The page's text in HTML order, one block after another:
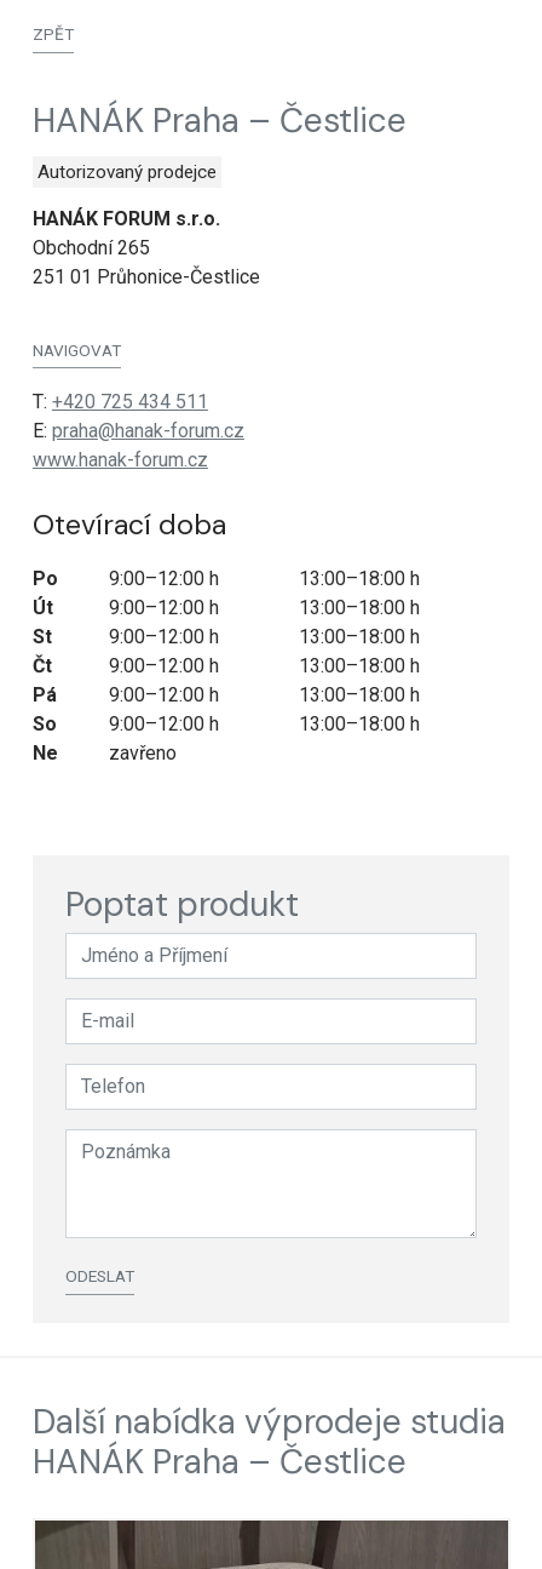
ZPĚT
HANÁK Praha – Čestlice
Autorizovaný prodejce
HANÁK FORUM s.r.o.
Obchodní 265
251 01 Průhonice-Čestlice
NAVIGOVAT
T: +420 725 434 511
E: praha@hanak-forum.cz
www.hanak-forum.cz
Otevírací doba
Po 9:00–12:00 h
13:00–18:00 h
Út
9:00–12:00 h
13:00–18:00 h
St
9:00–12:00 h
13:00–18:00 h
Čt
9:00–12:00 h
13:00–18:00 h
Pá
9:00–12:00 h
13:00–18:00 h
So
9:00–12:00 h
13:00–18:00 h
Ne
zavřeno
Poptat produkt
ODESLAT
Další nabídka výprodeje studia
HANÁK Praha – Čestlice